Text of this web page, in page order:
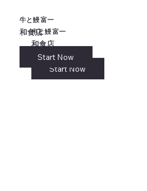
牛と鰻 富一
和食店
リンク
牛と鰻 富一
和食店
Start Now
牛と鰻 富一
和食店
Start Now
牛と鰻 富一
和食店
Start Now